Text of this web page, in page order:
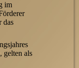
im
das
gelten als